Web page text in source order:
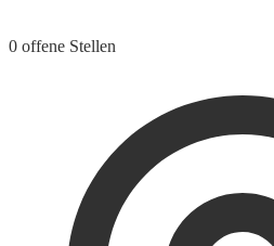
0 offene Stellen